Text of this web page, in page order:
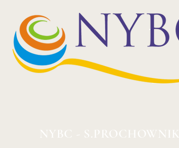
NYBC - S.PROCHOWNIK